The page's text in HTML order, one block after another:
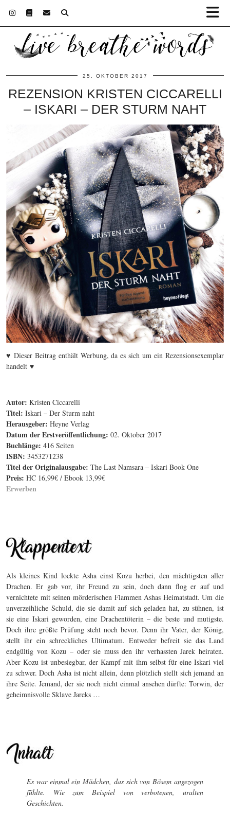
25. OKTOBER 2017
REZENSION KRISTEN CICCARELLI
– ISKARI – DER STURM NAHT
♥ Dieser Beitrag enthält Werbung, da es sich um ein Rezensionsexemplar
handelt ♥
Autor: Kristen Ciccarelli
Titel: Iskari – Der Sturm naht
Herausgeber: Heyne Verlag
Datum der Erstveröffentlichung: 02. Oktober 2017
Buchlänge: 416 Seiten
ISBN: 3453271238
Titel der Originalausgabe: The Last Namsara – Iskari Book One
Preis: HC 16,99€ / Ebook 13,99€
Erwerben
Als kleines Kind lockte Asha einst Kozu herbei, den mächtigsten aller
Drachen. Er gab vor, ihr Freund zu sein, doch dann flog er auf und
vernichtete mit seinen mörderischen Flammen Ashas Heimatstadt. Um die
unverzeihliche Schuld, die sie damit auf sich geladen hat, zu sühnen, ist
sie eine Iskari geworden, eine Drachentöterin – die beste und mutigste.
Doch ihre größte Prüfung steht noch bevor. Denn ihr Vater, der König,
stellt ihr ein schreckliches Ultimatum. Entweder befreit sie das Land
endgültig von Kozu – oder sie muss den ihr verhassten Jarek heiraten.
Aber Kozu ist unbesiegbar, der Kampf mit ihm selbst für eine Iskari viel
zu schwer. Doch Asha ist nicht allein, denn plötzlich stellt sich jemand an
ihre Seite. Jemand, der sie noch nicht einmal ansehen dürfte: Torwin, der
geheimnisvolle Sklave Jareks …
Es war einmal ein Mädchen, das sich von Bösem angezogen
fühlte. Wie zum Beispiel von verbotenen, uralten
Geschichten.